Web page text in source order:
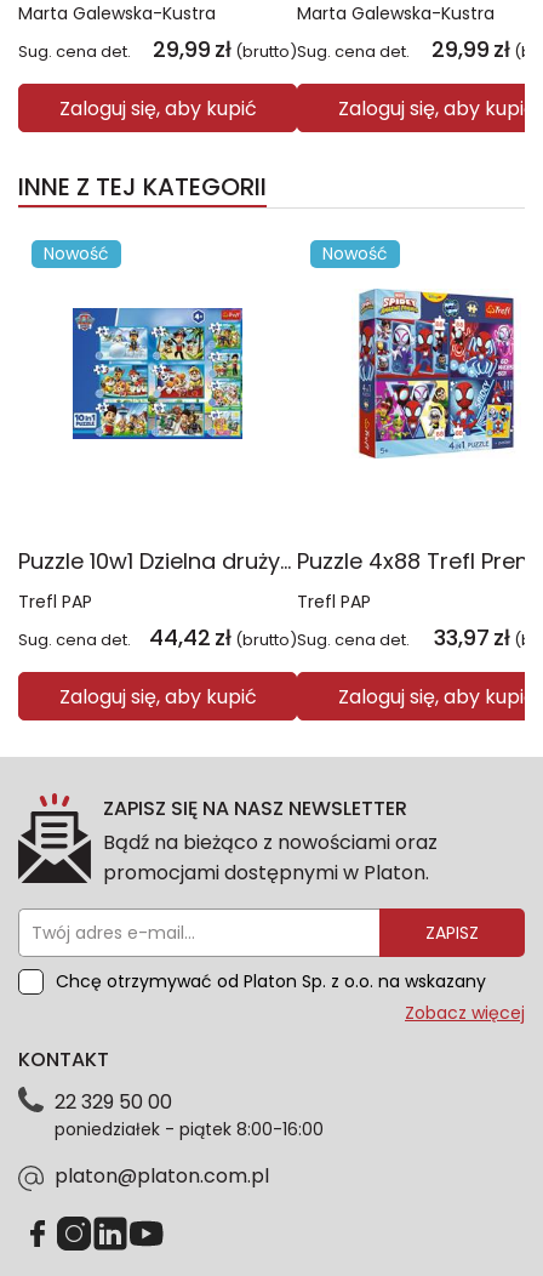
Marta Galewska-Kustra
Sug. cena det. 29,99 zł (brutto)
Zaloguj się, aby kupić
Marta Galewska-Kustra
Sug. cena det. 29,99 zł
Zaloguj się, aby kupić
INNE Z TEJ KATEGORII
Nowość
Puzzle 10w1 Dzielna drużyna Psiego Patrolu 96012
Trefl PAP
Sug. cena det. 44,42 zł (brutto)
Zaloguj się, aby kupić
Nowość
Trefl PAP
Sug. cena det. 33,97 zł
Zaloguj się, aby kupić
ZAPISZ SIĘ NA NASZ NEWSLETTER
Bądź na bieżąco z nowościami oraz
promocjami dostępnymi w Platon.
ZAPISZ
Chcę otrzymywać od Platon Sp. z o.o. na wskazany
przeze mnie adres e-mail informacje marketingowe
dotyczące danych osobowych znajdziesz w naszej
każdym czasie. Wycofanie zgody nie wpłynie na
zgodność z prawem przetwarzania dokonanego przed
Zobacz więcej
KONTAKT
22 329 50 00
poniedziałek - piątek 8:00-16:00
platon@platon.com.pl